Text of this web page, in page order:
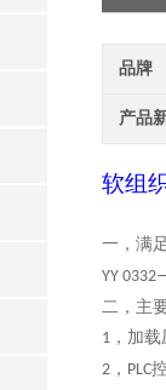
品牌
产品
软组
一，满
YY
二， 主
1 ，加
2 ， PLC